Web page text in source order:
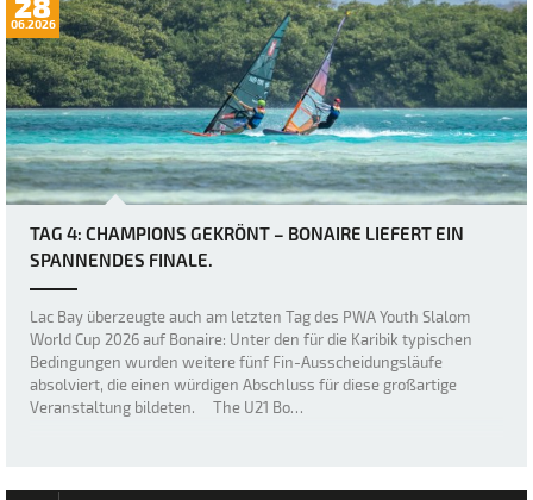
06.2026
TAG 4: CHAMPIONS GEKRÖNT – BONAIRE LIEFERT EIN
SPANNENDES FINALE.
Lac Bay überzeugte auch am letzten Tag des PWA Youth Slalom
World Cup 2026 auf Bonaire: Unter den für die Karibik typischen
Bedingungen wurden weitere fünf Fin-Ausscheidungsläufe
absolviert, die einen würdigen Abschluss für diese großartige
Veranstaltung bildeten. The U21 Bo…